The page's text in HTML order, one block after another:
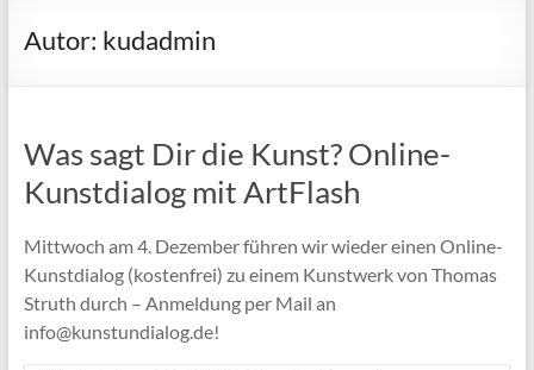
Kulturvermitllung
Autor: kudadmin
Was sagt Dir die Kunst? Online-
Kunstdialog mit ArtFlash
Mittwoch am 4. Dezember führen wir wieder einen Online-
Kunstdialog (kostenfrei) zu einem Kunstwerk von Thomas
Struth durch – Anmeldung per Mail an
info@kunstundialog.de!